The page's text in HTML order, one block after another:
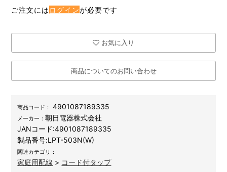
ご注文には ログインが必要です
お気に入り
商品についてのお問い合わせ
商品コード： 4901087189335
メーカー：朝日電器株式会社
JANコード:4901087189335
製品番号:LPT-503N(W)
関連カテゴリ：
家庭用配線 > コード付タップ